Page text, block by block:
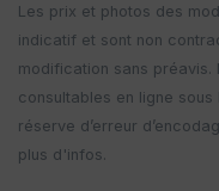
Les prix et photos des
indicatif et sont non
modification sans préavis.
consultables en ligne
réserve d’erreur
plus d'infos.